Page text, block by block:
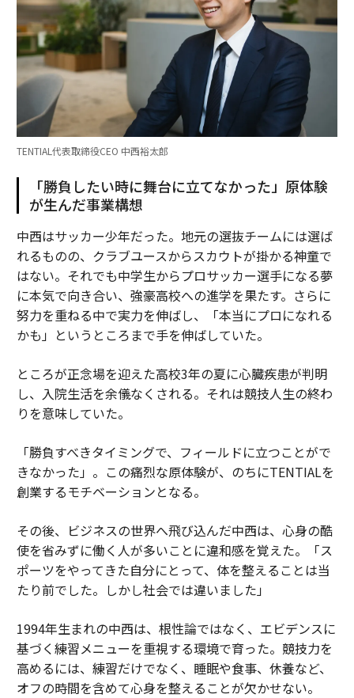
TENTIAL代表取締役CEO 中西裕太郎
「勝負したい時に舞台に立てなかった」原体験
が生んだ事業構想
中西はサッカー少年だった。地元の選抜チームには選ば
れるものの、クラブユースからスカウトが掛かる神童で
はない。それでも中学生からプロサッカー選手になる夢
に本気で向き合い、強豪高校への進学を果たす。さらに
努力を重ねる中で実力を伸ばし、「本当にプロになれる
かも」というところまで手を伸ばしていた。
ところが正念場を迎えた高校3年の夏に心臓疾患が判明
し、入院生活を余儀なくされる。それは競技人生の終わ
りを意味していた。
「勝負すべきタイミングで、フィールドに立つことがで
きなかった」。この痛烈な原体験が、のちにTENTIALを
創業するモチベーションとなる。
その後、ビジネスの世界へ飛び込んだ中西は、心身の酷
使を省みずに働く人が多いことに違和感を覚えた。「ス
ポーツをやってきた自分にとって、体を整えることは当
たり前でした。しかし社会では違いました」
1994年生まれの中西は、根性論ではなく、エビデンスに
基づく練習メニューを重視する環境で育った。競技力を
高めるには、練習だけでなく、睡眠や食事、休養など、
オフの時間を含めて心身を整えることが欠かせない。